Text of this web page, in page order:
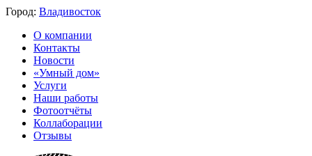
Город: Владивосток
О компании
Контакты
Новости
«Умный дом»
Услуги
Наши работы
Фотоотчёты
Коллаборации
Отзывы